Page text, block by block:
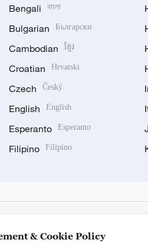
Bengali বাংলা
Bulgarian Български
Cambodian ខ្មែរ
Croatian Hrvatski
Czech Český
English English
Esperanto Esperanto
Filipino Filipino
& Cookie Policy